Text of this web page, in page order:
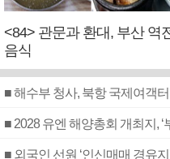
<84> 관문과 환대, 부산 역
음식
■ 해수부 청사, 북항 국제여객
■ 2028 유엔 해양총회 개최지, ‘
■ 외국인 선원 ‘인신매매 경유